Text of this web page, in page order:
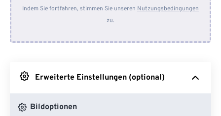
Von Dropbox
Indem Sie fortfahren, stimmen Sie unseren Nutzungsbedingungen
zu.
Erweiterte Einstellungen (optional)
Bildoptionen